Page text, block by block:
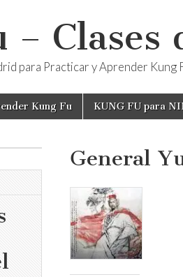
–
para Practicar y Aprender
Kung Fu KUNG FU para
General